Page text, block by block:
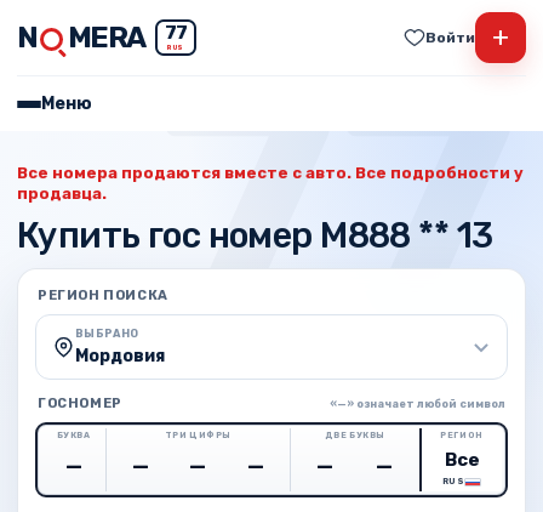
N MERA 77
RUS
Войти +
Меню
Все номера продаются вместе с авто. Все подробности у
продавца.
Купить гос номер М888 ** 13
РЕГИОН ПОИСКА
ВЫБРАНО
Мордовия
ГОСНОМЕР «—» означает любой символ
БУКВА ТРИ ЦИФРЫ ДВЕ БУКВЫ РЕГИОН
RUS